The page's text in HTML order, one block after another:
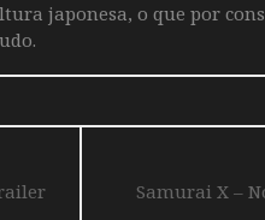
japonesa, o que por
Samurai X –